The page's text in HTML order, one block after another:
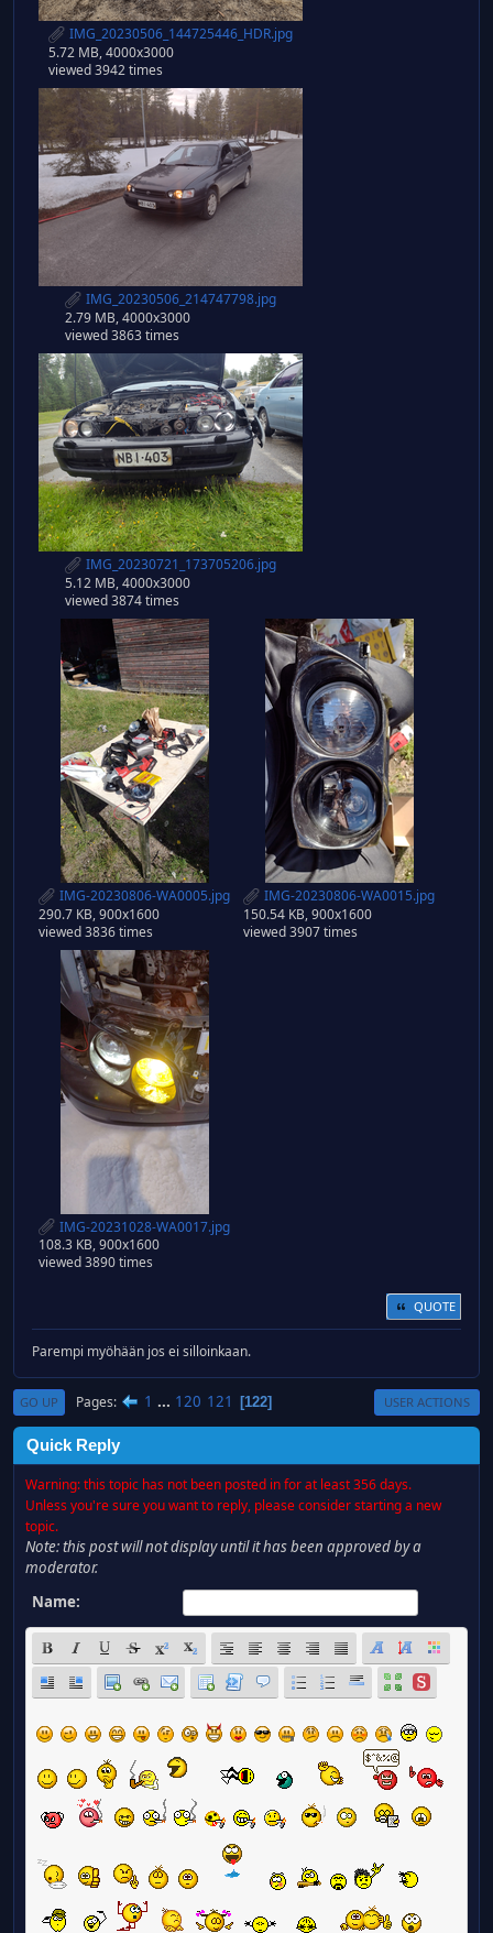
IMG_20230506_144725446_HDR.jpg
5.72 MB, 4000x3000
viewed 3942 times
IMG_20230506_214747798.jpg
2.79 MB, 4000x3000
viewed 3863 times
IMG_20230721_173705206.jpg
5.12 MB, 4000x3000
viewed 3874 times
IMG-20230806-WA0005.jpg
290.7 KB, 900x1600
viewed 3836 times
IMG-20230806-WA0015.jpg
150.54 KB, 900x1600
viewed 3907 times
IMG-20231028-WA0017.jpg
108.3 KB, 900x1600
viewed 3890 times
QUOTE
Parempi myöhään jos ei silloinkaan.
GO UP Pages 1 ... 120 121 122 USER ACTIONS
Quick Reply
Warning: this topic has not been posted in for at least 356 days.
Unless you're sure you want to reply, please consider starting a new
topic.
Note: this post will not display until it has been approved by a
moderator.
Name: